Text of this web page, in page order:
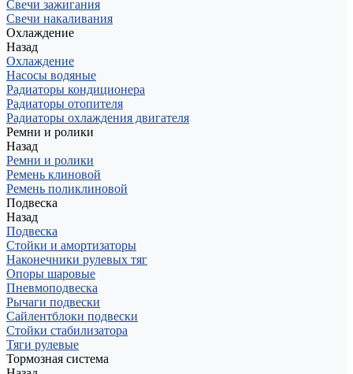
Свечи зажигания
Свечи накаливания
Охлаждение
Назад
Охлаждение
Насосы водяные
Радиаторы кондиционера
Радиаторы отопителя
Радиаторы охлаждения двигателя
Ремни и ролики
Назад
Ремни и ролики
Ремень клиновой
Ремень поликлиновой
Подвеска
Назад
Подвеска
Стойки и амортизаторы
Наконечники рулевых тяг
Опоры шаровые
Пневмоподвеска
Рычаги подвески
Сайлентблоки подвески
Стойки стабилизатора
Тяги рулевые
Тормозная система